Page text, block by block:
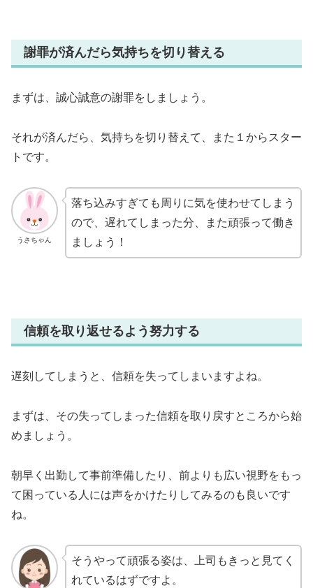
謝罪が済んだら気持ちを切り替える
まずは、誠心誠意の謝罪をしましょう。
それが済んだら、気持ちを切り替えて、また１からスター
トです。
うさちゃん
落ち込みすぎても周りに気を使わせてしまう
ので、遅れてしまった分、また頑張って働き
ましょう！
信頼を取り返せるよう努力する
遅刻してしまうと、信頼を失ってしまいますよね。
まずは、その失ってしまった信頼を取り戻すところから始
めましょう。
朝早く出勤して事前準備したり、前よりも広い視野をもっ
て困っている人には声をかけたりしてみるのも良いです
ね。
そうやって頑張る姿は、上司もきっと見てく
れているはずですよ。